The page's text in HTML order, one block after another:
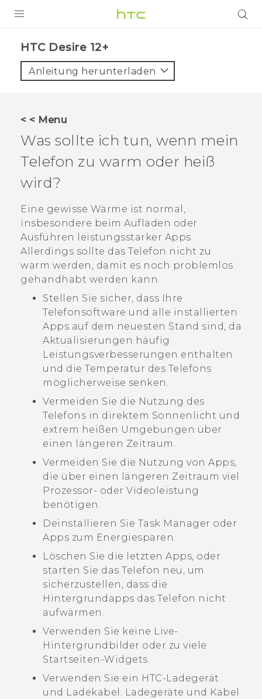
VIVE
VIVERSE
UNTERSTÜTZUNG
HTC-Geräte und Zubehör
Anmelden
HTC Desire 12+‎
Anleitung herunterladen
< < Menu
Was sollte ich tun, wenn mein
Telefon zu warm oder heiß
wird?
Eine gewisse Wärme ist normal,
insbesondere beim Aufladen oder
Ausführen leistungsstarker Apps.
Allerdings sollte das Telefon nicht zu
warm werden, damit es noch problemlos
gehandhabt werden kann.
Stellen Sie sicher, dass Ihre
Telefonsoftware und alle installierten
Apps auf dem neuesten Stand sind, da
Aktualisierungen häufig
Leistungsverbesserungen enthalten
und die Temperatur des Telefons
möglicherweise senken.
Vermeiden Sie die Nutzung des
Telefons in direktem Sonnenlicht und
extrem heißen Umgebungen über
einen längeren Zeitraum.
Vermeiden Sie die Nutzung von Apps,
die über einen längeren Zeitraum viel
Prozessor- oder Videoleistung
benötigen.
Deinstallieren Sie Task Manager oder
Apps zum Energiesparen.
Löschen Sie die letzten Apps, oder
starten Sie das Telefon neu, um
sicherzustellen, dass die
Hintergrundapps das Telefon nicht
aufwärmen.
Verwenden Sie keine Live-
Hintergrundbilder oder zu viele
Startseiten-Widgets.
Verwenden Sie ein HTC-Ladegerät
und Ladekabel. Ladegeräte und Kabel